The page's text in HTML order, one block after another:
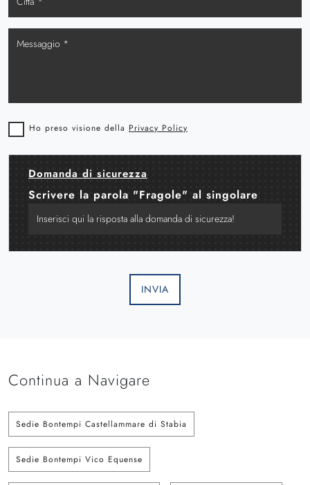
Ho preso visione della Privacy Policy
Domanda di sicurezza
Scrivere la parola "Fragole" al singolare
INVIA
Continua a Navigare
Sedie Bontempi Castellammare di Stabia
Sedie Bontempi Vico Equense